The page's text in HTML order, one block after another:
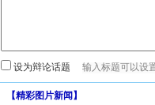
设为辩论话题
【精彩图片新闻 】